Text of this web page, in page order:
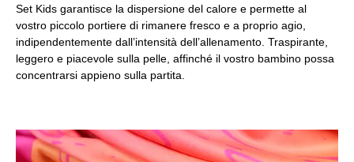
Set Kids garantisce la dispersione del calore e permette al
vostro piccolo portiere di rimanere fresco e a proprio agio,
indipendentemente dall’intensità dell’allenamento. Traspirante,
leggero e piacevole sulla pelle, affinché il vostro bambino possa
concentrarsi appieno sulla partita.